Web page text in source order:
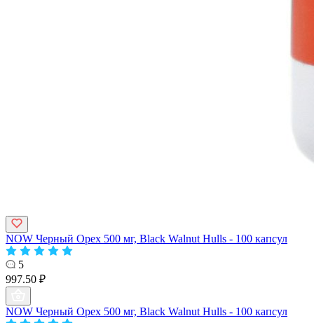
NOW Черный Орех 500 мг, Black Walnut Hulls - 100 капсул
5
997.50 ₽
NOW Черный Орех 500 мг, Black Walnut Hulls - 100 капсул